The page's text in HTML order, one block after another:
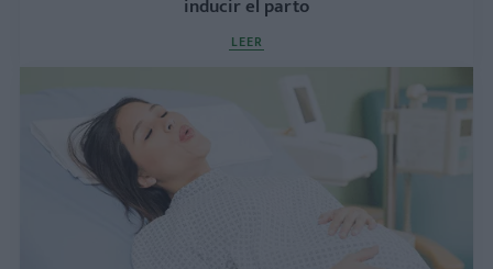
inducir el parto
LEER